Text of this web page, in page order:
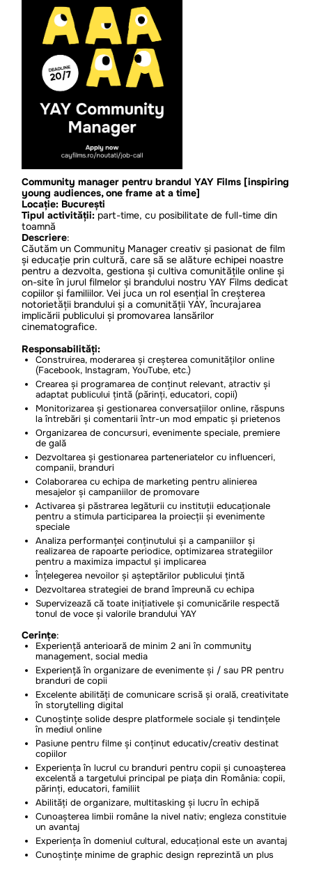
Community manager pentru brandul YAY Films [inspiring
young audiences, one frame at a time]
Locație: București
Tipul activității: part-time, cu posibilitate de full-time din
toamnă
Descriere:
Căutăm un Community Manager creativ și pasionat de film
și educație prin cultură, care să se alăture echipei noastre
pentru a dezvolta, gestiona și cultiva comunitățile online și
on-site în jurul filmelor și brandului nostru YAY Films dedicat
copiilor și familiilor. Vei juca un rol esențial în creșterea
notorietății brandului și a comunității YAY, încurajarea
implicării publicului și promovarea lansărilor
cinematografice.
Responsabilități:
Construirea, moderarea și creșterea comunităților online
(Facebook, Instagram, YouTube, etc.)
Crearea și programarea de conținut relevant, atractiv și
adaptat publicului țintă (părinți, educatori, copii)
Monitorizarea și gestionarea conversațiilor online, răspuns
la întrebări și comentarii într-un mod empatic și prietenos
Organizarea de concursuri, evenimente speciale, premiere
de gală
Dezvoltarea și gestionarea parteneriatelor cu influenceri,
companii, branduri
Colaborarea cu echipa de marketing pentru alinierea
mesajelor și campaniilor de promovare
Activarea și păstrarea legăturii cu instituții educaționale
pentru a stimula participarea la proiecții și evenimente
speciale
Analiza performanței conținutului și a campaniilor și
realizarea de rapoarte periodice, optimizarea strategiilor
pentru a maximiza impactul și implicarea
Înțelegerea nevoilor și așteptărilor publicului țintă
Dezvoltarea strategiei de brand împreună cu echipa
Supervizează că toate inițiativele și comunicările respectă
tonul de voce și valorile brandului YAY
Cerințe:
Experiență anterioară de minim 2 ani în community
management, social media
Experiență în organizare de evenimente și / sau PR pentru
branduri de copii
Excelente abilități de comunicare scrisă și orală, creativitate
în storytelling digital
Cunoștințe solide despre platformele sociale și tendințele
în mediul online
Pasiune pentru filme și conținut educativ/creativ destinat
copiilor
Experiența în lucrul cu branduri pentru copii și cunoașterea
excelentă a targetului principal pe piața din România: copii,
părinți, educatori, familiit
Abilități de organizare, multitasking și lucru în echipă
Cunoașterea limbii române la nivel nativ; engleza constituie
un avantaj
Experiența în domeniul cultural, educațional este un avantaj
Cunoștințe minime de graphic design reprezintă un plus